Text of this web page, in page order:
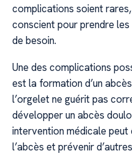
complications soient
conscient pour prendre
de besoin.
Une des complications
est la formation d’un
l’orgelet ne guérit pas
développer un abcès
intervention médicale
l’abcès et prévenir